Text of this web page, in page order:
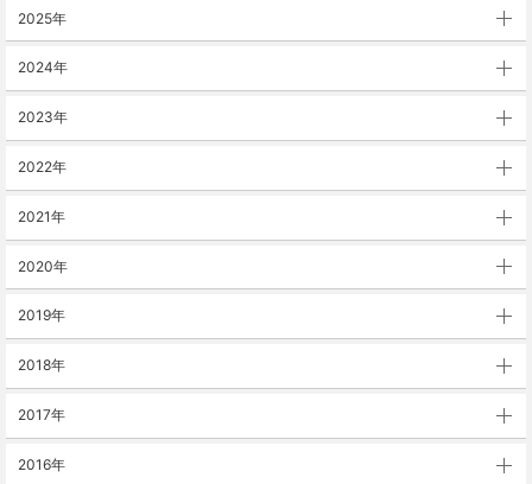
2025年
2024年
2023年
2022年
2021年
2020年
2019年
2018年
2017年
2016年